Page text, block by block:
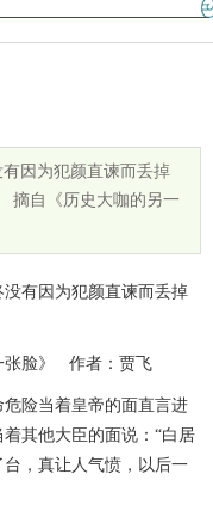
因为犯颜直谏而丢掉
摘自《历史大咖的另一
有因为犯颜直谏而丢掉
张脸》 作者：贾飞
险当着皇帝的面直言进
其他大臣的面说：“白居
，真让人气愤，以后一